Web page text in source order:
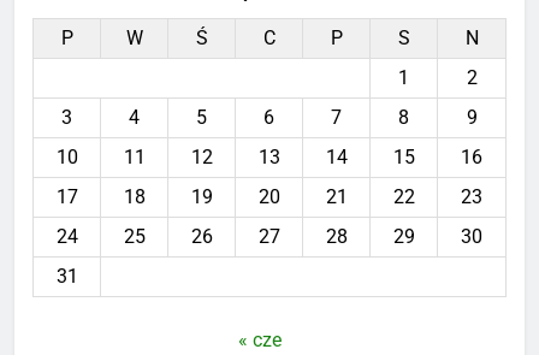
P W Ś C P S
N
1
2
3
4 5 6 7 8
9
10
11 12 13 14 15
16
17
18 19 20 21 22
23
24
25 26 27 28 29
30
31
« cze